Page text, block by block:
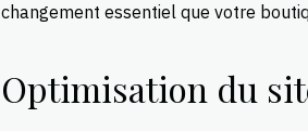
changement essentiel que votre
Optimisation du